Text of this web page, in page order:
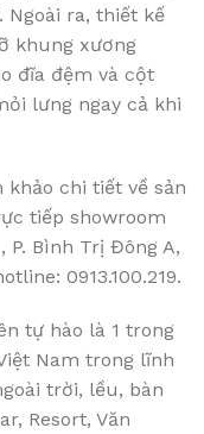
Ngoài ra, thiết kế
khung xương
đĩa đệm và cột
lưng ngay cả khi
chi tiết về sản
tiếp showroom
Bình Trị Đông A,
0913.100.219.
tự hào là 1 trong
Nam trong lĩnh
trời, lều, bàn
Resort, Văn